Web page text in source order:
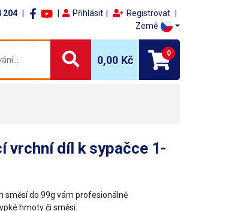
204 Přihlásit
Registrovat
Země
0,00 Kč
0
vrchní díl k sypačce 1-
směsí do 99g vám profesionálně
hmoty či směsi.